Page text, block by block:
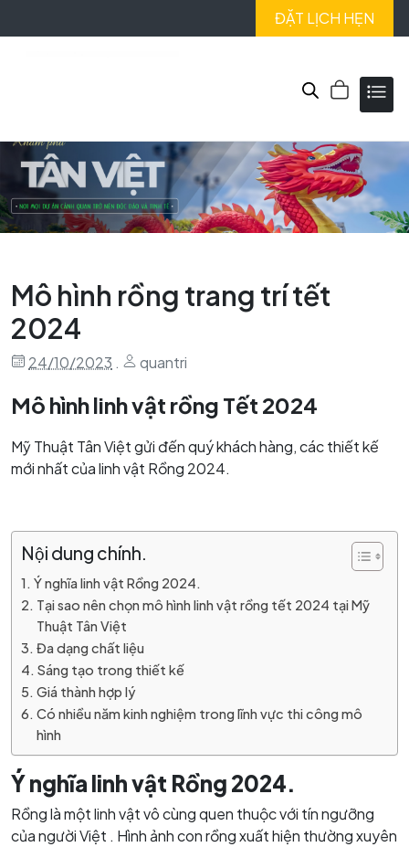
ĐẶT LỊCH HẸN
Mô hình rồng trang trí tết
2024
24/10/2023 . quantri
Mô hình linh vật rồng Tết 2024
Mỹ Thuật Tân Việt gửi đến quý khách hàng, các thiết kế
mới nhất của linh vật Rồng 2024.
Nội dung chính.
Ý nghĩa linh vật Rồng 2024.
Tại sao nên chọn mô hình linh vật rồng tết 2024 tại Mỹ
Thuật Tân Việt
Đa dạng chất liệu
Sáng tạo trong thiết kế
Giá thành hợp lý
Có nhiều năm kinh nghiệm trong lĩnh vực thi công mô
hình
Ý nghĩa linh vật Rồng 2024.
Rồng là một linh vật vô cùng quen thuộc với tín ngưỡng
của người Việt . Hình ảnh con rồng xuất hiện thường xuyên